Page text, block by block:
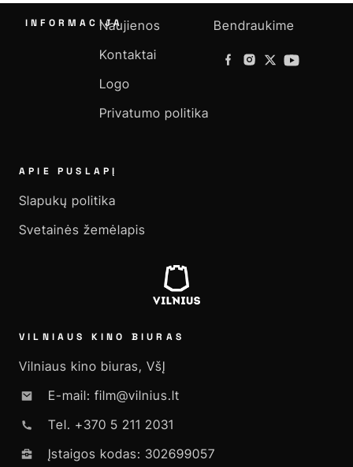
INFORMACIJANaujienos
Kontaktai
Logo
Privatumo politika
Bendraukime
APIE PUSLAPĮ
Slapukų politika
Svetainės žemėlapis
VILNIAUS KINO BIURAS
Vilniaus kino biuras, VšĮ
E-mail: film@vilnius.lt
Tel. +370 5 211 2031
Įstaigos kodas: 302699057